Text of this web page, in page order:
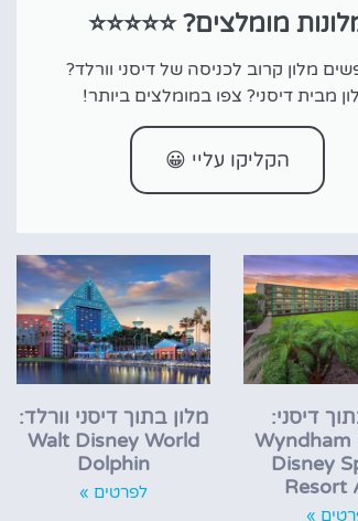
מומלצים? ⭐⭐⭐⭐⭐
מלון קרוב לכניסה של דיסני וורלד?
מבית דיסני? צפו במומלצים ביותר!
הקליקו עליי 😀
דיסני:
Wyndham
Disney
Resort
»
מלון בתוך דיסני וורלד:
Walt Disney World
Dolphin
לפרטים »